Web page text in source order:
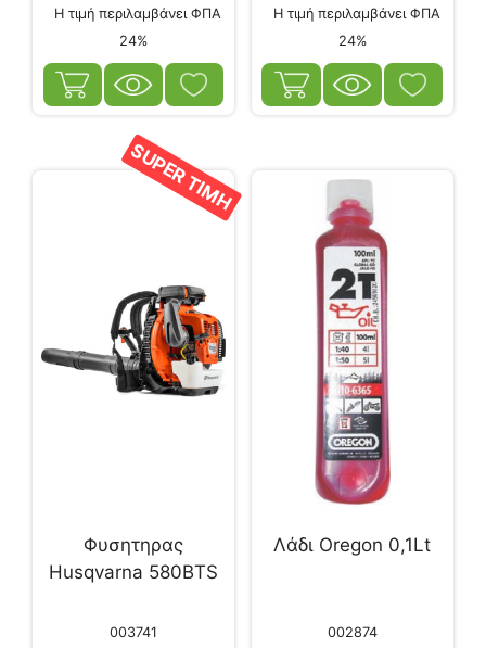
Η τιμή περιλαμβάνει ΦΠΑ
24%
Η τιμή περιλαμβάνει ΦΠΑ
24%
SUPER ΤΙΜΗ
Φυσητηρας
Husqvarna 580BTS
003741
Λάδι Oregon 0,1Lt
002874